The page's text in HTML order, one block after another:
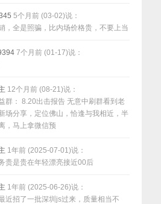
5个月前 (03-02)说：
，全是照骗，比内场价格贵，不要上当
7个月前 (01-17)说：
12个月前 (08-21)说：
群： 8.20出击报告 无意中刷群看到老
场分享，定位佛山，恰逢与我相近，半
，马上拿微信预
1年前 (2025-07-01)说：
贵是贵在年轻漂亮接近00后
1年前 (2025-06-26)说：
近招了一批深圳js过来，质量相当不